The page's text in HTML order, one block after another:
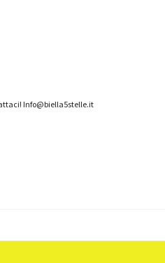
Info@biella5stelle.it